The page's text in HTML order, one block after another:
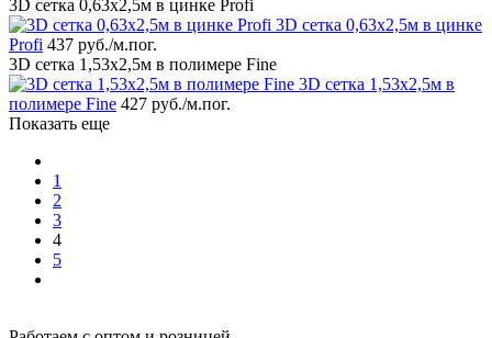
3D сетка 0,63x2,5м в цинке Profi
3D сетка 0,63x2,5м в цинке
Profi 437 руб./м.пог.
3D сетка 1,53x2,5м в полимере Fine
3D сетка 1,53x2,5м в
полимере Fine 427 руб./м.пог.
Показать еще
1
2
3
4
5